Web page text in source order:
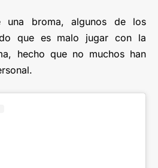
una broma, algunos de los
que es malo jugar con la
hecho que no muchos han